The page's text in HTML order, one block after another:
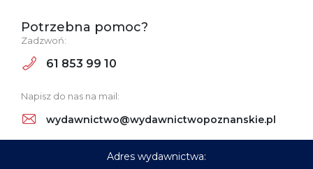
Potrzebna pomoc?
Zadzwoń:
61 853 99 10
Napisz do nas na mail:
wydawnictwo@wydawnictwopoznanskie.pl
Adres wydawnictwa: